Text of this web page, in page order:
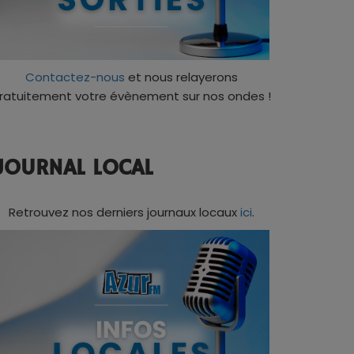
Contactez-nous et nous relayerons
votre évènement sur nos ondes !
LOCAL
Retrouvez nos derniers journaux locauxici.